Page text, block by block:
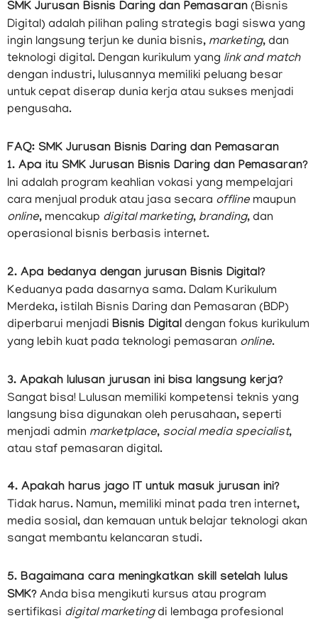
SMK Jurusan Bisnis Daring dan Pemasaran (Bisnis
Digital) adalah pilihan paling strategis bagi siswa yang
ingin langsung terjun ke dunia bisnis, marketing, dan
teknologi digital. Dengan kurikulum yang link and match
dengan industri, lulusannya memiliki peluang besar
untuk cepat diserap dunia kerja atau sukses menjadi
pengusaha.
FAQ: SMK Jurusan Bisnis Daring dan Pemasaran
1. Apa itu SMK Jurusan Bisnis Daring dan Pemasaran?
Ini adalah program keahlian vokasi yang mempelajari
cara menjual produk atau jasa secara offline maupun
online, mencakup digital marketing, branding, dan
operasional bisnis berbasis internet.
2. Apa bedanya dengan jurusan Bisnis Digital?
Keduanya pada dasarnya sama. Dalam Kurikulum
Merdeka, istilah Bisnis Daring dan Pemasaran (BDP)
diperbarui menjadi Bisnis Digital dengan fokus kurikulum
yang lebih kuat pada teknologi pemasaran online.
3. Apakah lulusan jurusan ini bisa langsung kerja?
Sangat bisa! Lulusan memiliki kompetensi teknis yang
langsung bisa digunakan oleh perusahaan, seperti
menjadi admin marketplace, social media specialist,
atau staf pemasaran digital.
4. Apakah harus jago IT untuk masuk jurusan ini?
Tidak harus. Namun, memiliki minat pada tren internet,
media sosial, dan kemauan untuk belajar teknologi akan
sangat membantu kelancaran studi.
5. Bagaimana cara meningkatkan skill setelah lulus
SMK? Anda bisa mengikuti kursus atau program
sertifikasi digital marketingdi lembaga profesional